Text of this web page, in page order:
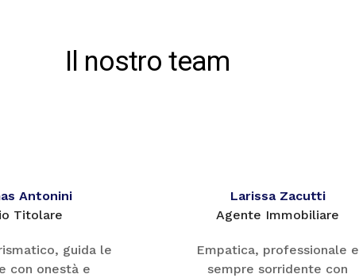
Il nostro team
Antonini
Titolare
guida le
con onestà e
Larissa Zacutti
Agente Immobiliare
Empatica, professionale e
sempre sorridente con